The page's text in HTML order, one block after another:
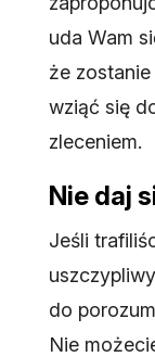
uda Wam
że
wziąć się
zleceniem.
Nie daj
Jeśli
do
Nie